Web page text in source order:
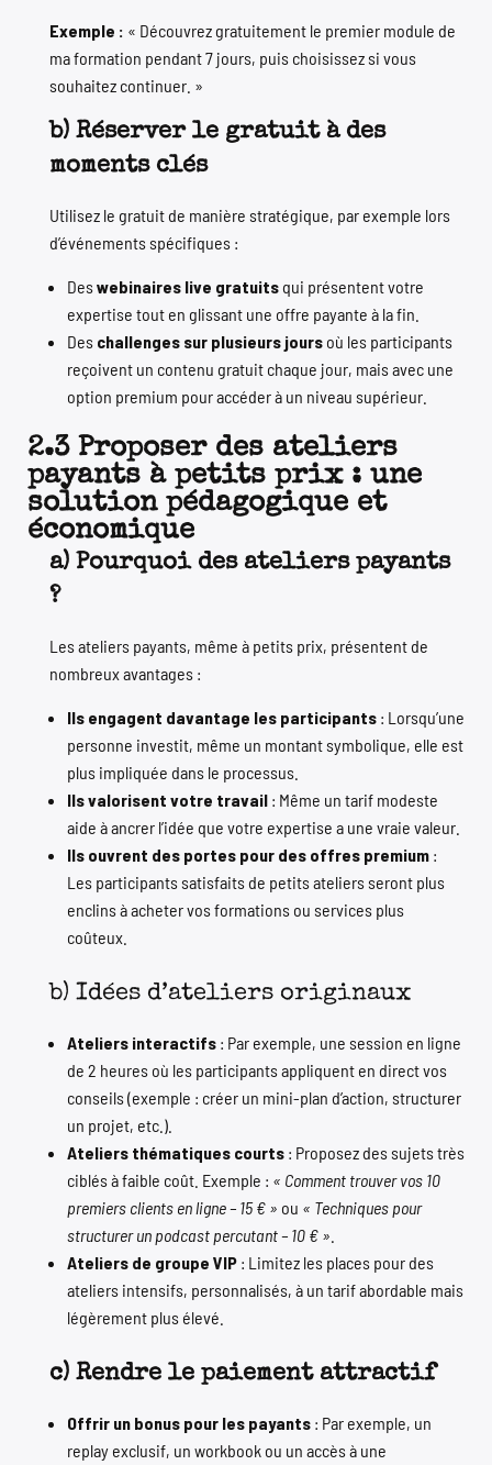
Exemple : « Découvrez gratuitement le premier module de
ma formation pendant 7 jours, puis choisissez si vous
souhaitez continuer. »
b) Réserver le gratuit à des
moments clés
Utilisez le gratuit de manière stratégique, par exemple lors
d’événements spécifiques :
Deswebinaires live gratuitsqui présentent votre
expertise tout en glissant une offre payante à la fin.
Des challenges sur plusieurs joursoù les participants
reçoivent un contenu gratuit chaque jour, mais avec une
option premium pour accéder à un niveau supérieur.
2.3 Proposer des ateliers
payants à petits prix : une
solution pédagogique et
économique
a) Pourquoi des ateliers payants
?
Les ateliers payants, même à petits prix, présentent de
nombreux avantages :
Ils engagent davantage les participants: Lorsqu’une
personne investit, même un montant symbolique, elle est
plus impliquée dans le processus.
Ils valorisent votre travail: Même un tarif modeste
aide à ancrer l’idée que votre expertise a une vraie valeur.
Ils ouvrent des portes pour des offres premium:
Les participants satisfaits de petits ateliers seront plus
enclins à acheter vos formations ou services plus
coûteux.
b) Idées d’ateliers originaux
Ateliers interactifs: Par exemple, une session en ligne
de 2 heures où les participants appliquent en direct vos
conseils (exemple : créer un mini-plan d’action, structurer
un projet, etc.).
Ateliers thématiques courts: Proposez des sujets très
ciblés à faible coût. Exemple : « Comment trouver vos 10
premiers clients en ligne – 15 € » ou « Techniques pour
structurer un podcast percutant – 10 € »
Ateliers de groupe VIP: Limitez les places pour des
ateliers intensifs, personnalisés, à un tarif abordable mais
légèrement plus élevé.
c) Rendre le paiement attractif
Offrir un bonus pour les payants: Par exemple, un
replay exclusif, un workbook ou un accès à une